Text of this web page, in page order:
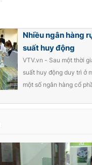
Nhiều ngân hàng
suất huy động
VTV.vn - Sau một thời
suất huy động duy trì ở
một số ngân hàng cổ